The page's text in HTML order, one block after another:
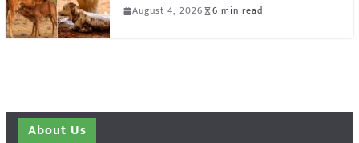
August 4, 2026 6 min read
About Us